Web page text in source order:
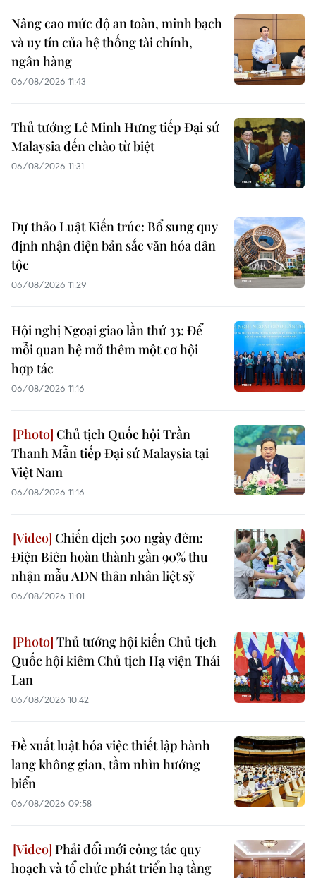
Nâng cao mức độ an toàn, minh bạch
và uy tín của hệ thống tài chính,
ngân hàng
06/08/2026 11:43
Thủ tướng Lê Minh Hưng tiếp Đại sứ
Malaysia đến chào từ biệt
06/08/2026 11:31
Dự thảo Luật Kiến trúc: Bổ sung quy
định nhận diện bản sắc văn hóa dân
tộc
06/08/2026 11:29
Hội nghị Ngoại giao lần thứ 33: Để
mỗi quan hệ mở thêm một cơ hội
hợp tác
06/08/2026 11:16
Chủ tịch Quốc hội Trần
Thanh Mẫn tiếp Đại sứ Malaysia tại
Việt Nam
06/08/2026 11:16
Chiến dịch 500 ngày đêm:
Điện Biên hoàn thành gần 90% thu
nhận mẫu ADN thân nhân liệt sỹ
06/08/2026 11:01
Thủ tướng hội kiến Chủ tịch
Quốc hội kiêm Chủ tịch Hạ viện Thái
Lan
06/08/2026 10:42
Đề xuất luật hóa việc thiết lập hành
lang không gian, tầm nhìn hướng
biển
06/08/2026 09:58
Phải đổi mới công tác quy
hoạch và tổ chức phát triển hạ tầng